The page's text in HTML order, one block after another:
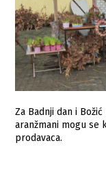
Za Badnji dan i
aranžmani mogu se
prodavaca.